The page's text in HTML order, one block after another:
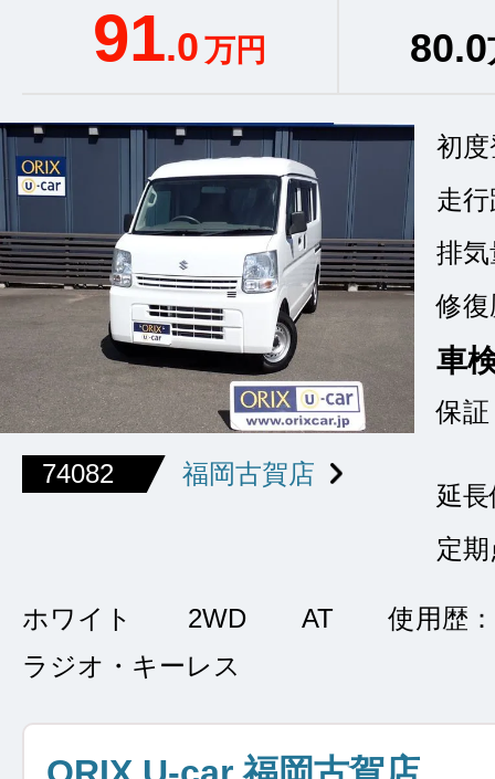
91.0万円 80.0
74082 福岡古賀店
初
走
排気
修復
車
保証
延
定
ホワイト 2WD AT
使用歴
ラジオ・キーレス